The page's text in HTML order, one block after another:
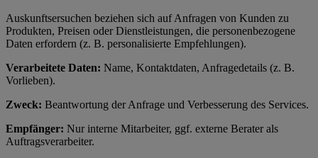
Auskunftsersuchen beziehen sich auf Anfragen von Kunden zu
Produkten, Preisen oder Dienstleistungen, die personenbezogene
Daten erfordern (z. B. personalisierte Empfehlungen).
Verarbeitete Daten: Name, Kontaktdaten, Anfragedetails (z. B.
Vorlieben).
Zweck: Beantwortung der Anfrage und Verbesserung des Services.
Empfänger: Nur interne Mitarbeiter, ggf. externe Berater als
Auftragsverarbeiter.